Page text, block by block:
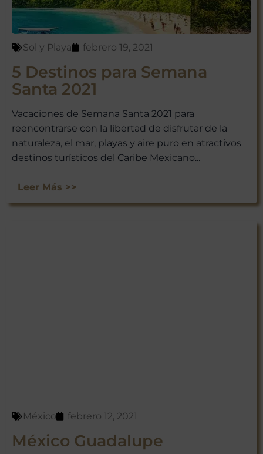
Sol y Playa febrero 19, 2021
5 Destinos para Semana
Santa 2021
Vacaciones de Semana Santa 2021 para
reencontrarse con la libertad de disfrutar de la
naturaleza, el mar, playas y aire puro en atractivos
destinos turísticos del Caribe Mexicano...
Leer Más >>
México febrero 12, 2021
México Guadalupe
ofertas exclusivas y consejos de
viaje directamente en tu bandeja
de entrada.
¡Suscríbete y empieza a explorar
México con nosotros!
No te preocupes, respetamos tu
privacidad. Puedes darte de baja